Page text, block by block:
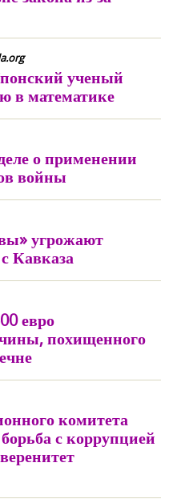
ученый
в математике
о применении
войны
угрожают
Кавказа
евро
похищенного
комитета
с коррупцией